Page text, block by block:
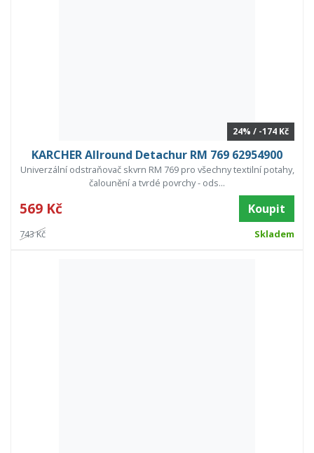
24% / -174 Kč
KARCHER Allround Detachur RM 769 62954900
Univerzální odstraňovač skvrn RM 769 pro všechny textilní potahy,
čalounění a tvrdé povrchy - ods...
569 Kč Koupit
743 Kč Skladem